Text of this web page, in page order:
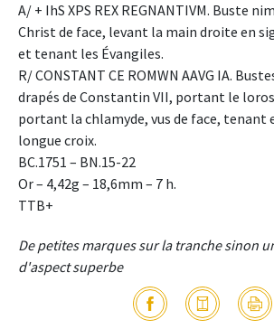
A/ + IhS XPS REX REGNANTIVM. Buste
Christ de face, levant la main droite en
et tenant les Évangiles.
R/ CONSTANT CE ROMWN AAVG IA.
drapés de Constantin VII, portant le
portant la chlamyde, vus de face, tenant
longue croix.
BC.1751 – BN.15-22
Or – 4,42g – 18,6mm – 7 h.
TTB+
De petites marques sur la tranche sinon
d'aspect superbe